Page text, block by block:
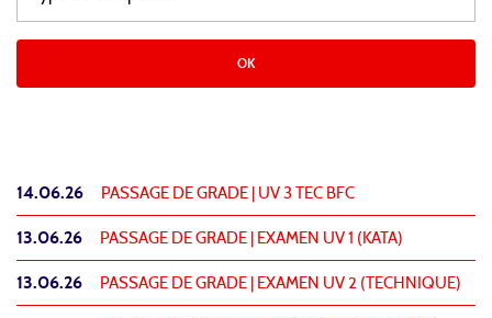
14.06.26 PASSAGE DE GRADE | UV 3 TEC BFC
13.06.26 PASSAGE DE GRADE | EXAMEN UV 1 (KATA)
13.06.26 PASSAGE DE GRADE | EXAMEN UV 2 (TECHNIQUE)